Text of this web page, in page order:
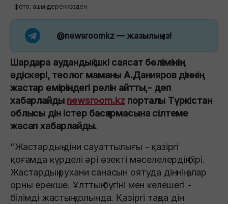
фото: ашық дереккөзден
@newsroomkz — жазылыңыз!
Шардара аудандық ішкі саясат бөлімінің
әдіскері, теолог маманы А.Данияров діннің
жастар өміріндегі рөлін айтты,- деп
хабарлайды newsroom.kzпорталы Түркістан
облысы дін істер басқармасына сілтеме
жасап хабарлайды.
"Жастардың діни сауаттылығы - қазіргі
қоғамда күрделі әрі өзекті мәселелердің бірі.
Жастардың рухани санасын оятуда діннің алар
орны ерекше. Ұлттың бүгіні мен келешегі -
білімді жастың қолында. Қазіргі таңда дін